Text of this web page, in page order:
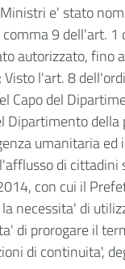
e' stato
comma 9 dell'art.
autorizzato,
l'art. 8
Capo del
Dipartimento
umanitaria
di cittadini
con cui il
necessita' di
di prorogare il
di continuita',